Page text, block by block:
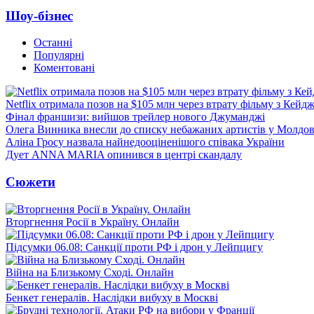
Шоу-бізнес
Останні
Популярні
Коментовані
Netflix отримала позов на $105 млн через втрату фільму з
Фінал франшизи: вийшов трейлер нового Джуманджі
Олега Винника внесли до списку небажаних артистів у
Аліна Гросу назвала найнедооціненішого співака України
Дует ANNA MARIA опинився в центрі скандалу
Сюжети
Вторгнення Росії в Україну. Онлайн
Підсумки 06.08: Санкції проти РФ і дрон у Лейпцигу
Війна на Близькому Сході. Онлайн
Бенкет генералів. Наслідки вибуху в Москві